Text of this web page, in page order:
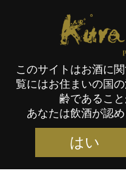
Not Found
残念ながらお探しのもの
Kura
このサイトはお酒に
覧にはお住まいの国
齢であること
あなたは飲酒が認
はい